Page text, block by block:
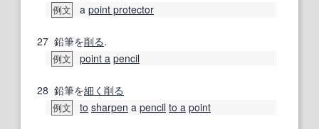
例文 a point protector
27 鉛筆を削る.
例文 point a pencil
28 鉛筆を細く 削る
例文 to sharpen a pencil to a point